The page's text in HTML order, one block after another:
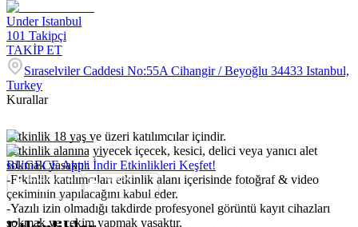
Under Istanbul
101 Takipçi
TAKİP ET
Sıraselviler Caddesi No:55A Cihangir / Beyoğlu 34433 Istanbul,
Turkey
Kurallar
-Etkinlik 18 yaş ve üzeri katılımcılar içindir.
-Etkinlik alanına yiyecek içecek, kesici, delici veya yanıcı alet
sokmak yasaktır.
-Etkinlik katılımcıları etkinlik alanı içerisinde fotoğraf & video
çekiminin yapılacağını kabul eder.
-Yazılı izin olmadığı takdirde profesyonel görüntü kayıt cihazları
sokmak ve çekim yapmak yasaktır.
BUGECE App'i İndir Etkinlikleri Keşfet!